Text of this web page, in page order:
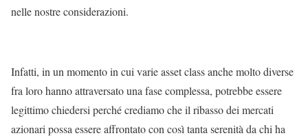
nelle nostre considerazioni.
Infatti, in un momento in cui varie asset class anche molto diverse
fra loro hanno attraversato una fase complessa, potrebbe essere
legittimo chiedersi perché crediamo che il ribasso dei mercati
azionari possa essere affrontato con così tanta serenità da chi ha